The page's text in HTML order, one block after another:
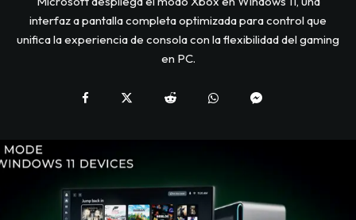
interfaz a pantalla completa optimizada para control que
unifica la experiencia de consola con la flexibilidad del gaming
en PC.